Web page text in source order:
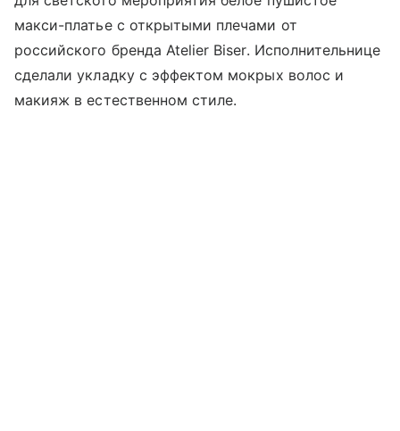
макси-платье с открытыми плечами от
российского бренда Atelier Biser. Исполнительнице
сделали укладку с эффектом мокрых волос и
макияж в естественном стиле.